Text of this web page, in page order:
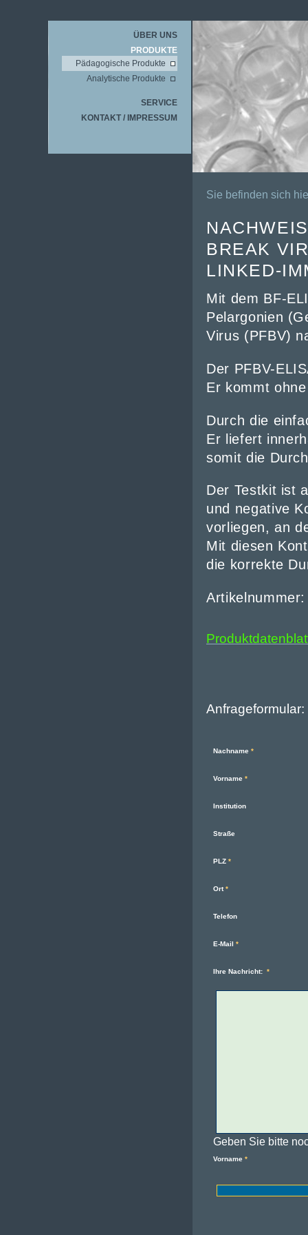
ÜBER UNS
PRODUKTE
Pädagogische Produkte
Analytische Produkte
SERVICE
KONTAKT / IMPRESSUM
Sie befinden sich
BREAK
LINKED-
Mit dem BF-
Pelargonien
Virus (PFBV)
Der PFBV-
Er kommt
Durch die
Er liefert
somit die
Der Testkit ist
und negative
vorliegen, an
Mit diesen
die korrekte
Anfrageformular:
Nachname *
Vorname *
Institution
Straße
PLZ *
Ort*
Telefon
E-Mail *
Ihre Nachricht: *
Geben Sie bitte
Vorname *